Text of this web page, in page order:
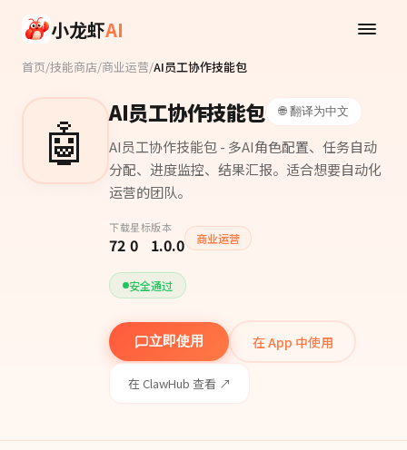
小龙虾AI
首页/技能商店/商业运营/AI员工协作技能包
🤖 AI员工协作技能包 🌐 翻译为中文
AI员工协作技能包 - 多AI角色配置、任务自动
分配、进度监控、结果汇报。适合想要自动化
运营的团队。
下载
72
星标
0
版本
1.0.0 商业运营
安全通过
立即使用 在 App 中使用
在 ClawHub 查看 ↗